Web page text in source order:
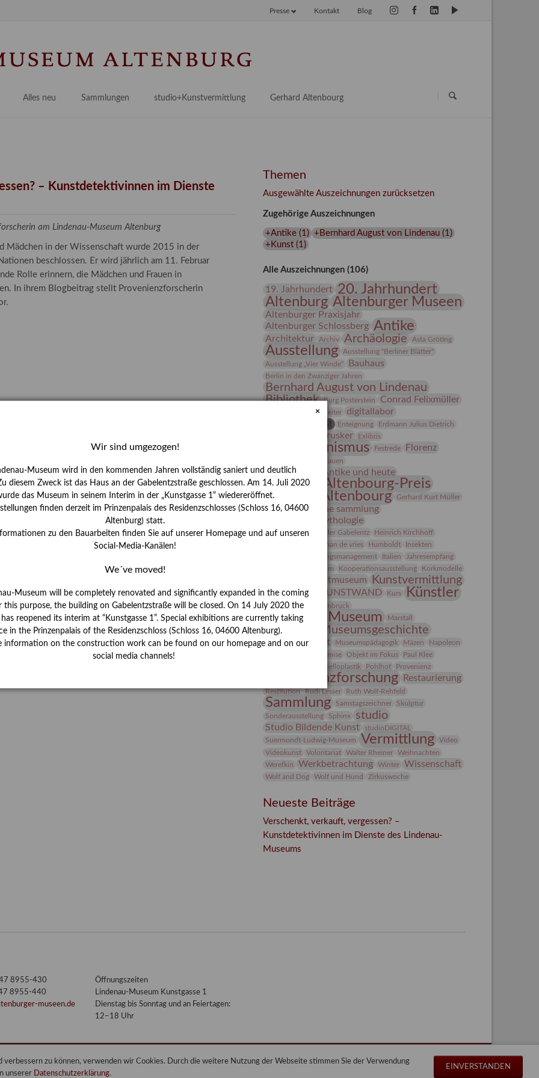
zu können, verwenden wir Cookies. Durch die weitere Nutzung der Webseite stimmen Sie der Verwendung
unserer Datenschutzerklärung.
EINVERSTANDEN
Blog
Kontakt
Presse
& Editionen
Alles neu Sammlungen
Malerei 17.–19. Jh.
Restaurierung
Forschung
studio+Kunstvermittlung
Angebote für Erwachsene
Gerhard Altenbourg
– Kunstdetektivinnen im Dienste
am Lindenau-Museum Altenburg
Mädchen in der Wissenschaft wurde 2015 in der
beschlossen. Er wird jährlich am 11. Februar
Rolle erinnern, die Mädchen und Frauen in
In ihrem Blogbeitrag stellt Provenienzforscherin
Themen
Ausgewählte Auszeichnungen zurücksetzen
Zugehörige Auszeichnungen
+Antike(1 ) +Bernhard August von Lindenau(1 )
+Kunst(1 )
Alle Auszeichnungen (106)
19. Jahrhundert 20. Jahrhundert
Altenburg Altenburger Museen
Altenburger Praxisjahr
Altenburger Schlossberg Antike
Architektur Archiv Archäologie Asta Gröting
Ausstellung
Ausstellung "Berliner Blätter"
Ausstellung „Vier Winde“
Bauhaus
Berlin in den Zwanziger Jahren
Bernhard August von Lindenau
Bibliothek
Burg Posterstein Conrad Felixmüller
Der Blaue Reiter
digitallabor
Entartete Kunst
Enteignung
Erdmann Julius Dietrich
estrusker Exlibris
Expressionismus Festrede Florenz
frauen
Frauen in der Antike und heute
Gerhard-Altenbourg-Preis
Gerhard Altenbourg
Gerhard Kurt Müller
Grafik grafische sammlung
griechische Mythologie
Hanns-Conon von der Gabelentz Heinrich Kirchhoff
herman de vries Humboldt
Insekten
Integriertes Schädlingsmanagement
Italien
Jahresempfang
Kolosseum Kooperationsausstellung Korkmodelle
Kunstmuseum Kunstvermittlung
Kunst von Kühl KUNSTWAND Kurs Künstler
Künstlerin Lehmbruck
Lindenau-Museum
Marstall
Messeakademie
Museumsgeschichte
Museumsnacht Museumspädagogik Mäzen Napoleon
Neue Remise Objekt im Fokus
Paul Klee
Phelloplastik Pohlhof Provenienz
Provenienzforschung Restaurierung
Restitution Rudi Lesser Ruth Wolf-Rehfeld
Sammlung Samstagszeichner
Skulptur
Sonderausstellung
Sphinx studio
Studio Bildende Kunst
studioDIGITAL
Suermondt-Ludwig-Museum
Vermittlung
Video
Videokunst
Volontariat Walter Rheiner
Weihnachten
Werefkin
Werkbetrachtung Winter Wissenschaft
Wolf and Dog Wolf und Hund Zirkuswoche
Neueste Beiträge
Verschenkt, verkauft, vergessen? –
Kunstdetektivinnen im Dienste des Lindenau-
Museums
8955-430
8955-440
museen.de
Öffnungszeiten
Lindenau-Museum Kunstgasse 1
Dienstag bis Sonntag und an Feiertagen:
12–18 Uhr
Navigation
Impressum Datenschutz Sitemap
×
Wir sind umgezogen!
Museum wird in den kommenden Jahren vollständig saniert und deutlich
diesem Zweck ist das Haus an der Gabelentzstraße geschlossen. Am 14. Juli 2020
das Museum in seinem Interim in der „Kunstgasse 1“ wiedereröffnet.
finden derzeit im Prinzenpalais des Residenzschlosses (Schloss 16, 04600
Altenburg) statt.
zu den Bauarbeiten finden Sie auf unserer Homepage und auf unseren
Social-Media-Kanälen!
We´ve moved!
Museum will be completely renovated and significantly expanded in the coming
this purpose, the building on Gabelentzstraße will be closed. On 14 July 2020 the
reopened its interim at “Kunstgasse 1”. Special exhibitions are currently taking
in the Prinzenpalais of the Residenzschloss (Schloss 16, 04600 Altenburg).
information on the construction work can be found on our homepage and on our
social media channels!